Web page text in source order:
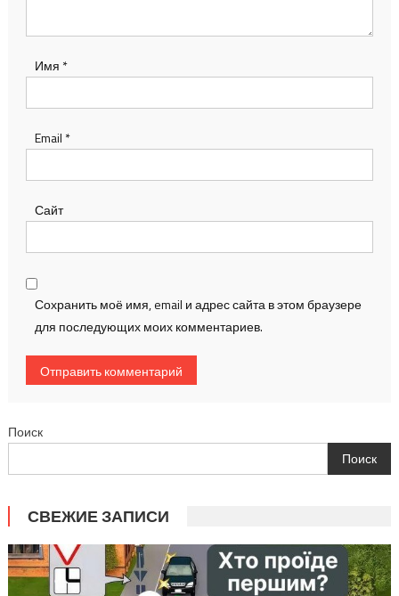
Имя *
Email *
Сайт
Сохранить моё имя, email и адрес сайта в этом браузере
для последующих моих комментариев.
Поиск
Поиск
СВЕЖИЕ ЗАПИСИ